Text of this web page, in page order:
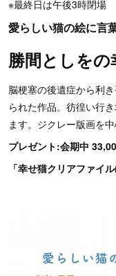
※最終日は午後3時閉場
愛らしい猫の絵に言
勝間としをの
脳梗塞の後遺症から利
られた作品。彷徨い行
ます。ジクレー版画を
プレゼント:会期中
「幸せ猫クリアファイ